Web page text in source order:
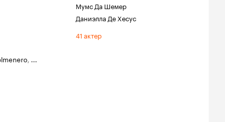
, ...
Мумс Да Шемер
Даниэлла Де Хесус
41 актер